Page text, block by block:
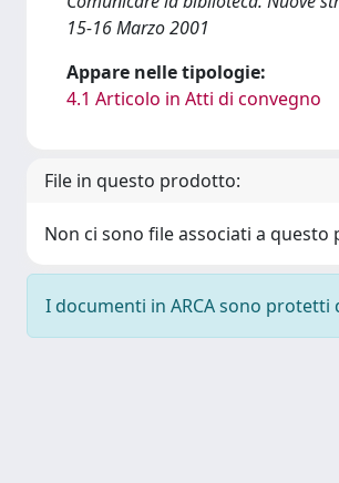
15-16 Marzo 2001
Appare nelle tipologie:
4.1 Articolo in Atti di convegno
File in questo prodotto:
Non ci sono file associati a questo
I documenti in ARCA sono